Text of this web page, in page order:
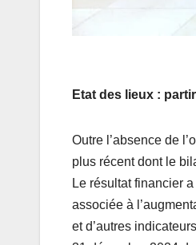
Etat des lieux :
Outre l’absence de
plus récent dont le
Le résultat financier
associée à
et d’autres